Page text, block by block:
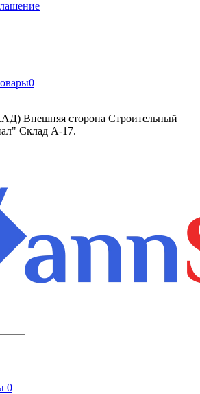
0
Внешняя сторона Строительный
Склад А-17.
0